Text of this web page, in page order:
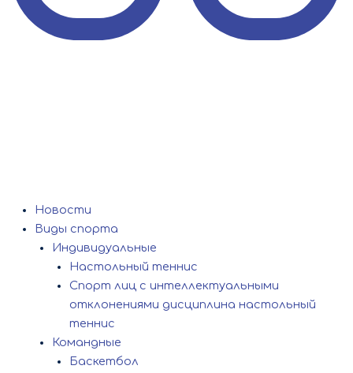
Новости
Виды спорта
Индивидуальные
Настольный теннис
Спорт лиц с интеллектуальными
отклонениями дисциплина настольный
теннис
Командные
Баскетбол